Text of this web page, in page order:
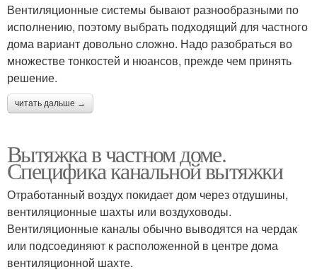
Вентиляционные системы бывают разнообразными по
исполнению, поэтому выбрать подходящий для частного
дома вариант довольно сложно. Надо разобраться во
множестве тонкостей и нюансов, прежде чем принять
решение.
читать дальше →
Вытяжка в частном доме.
Специфика канальной вытяжки
Отработанный воздух покидает дом через отдушины,
вентиляционные шахты или воздуховоды.
Вентиляционные каналы обычно выводятся на чердак
или подсоединяют к расположенной в центре дома
вентиляционной шахте.